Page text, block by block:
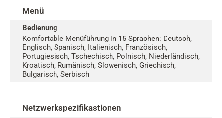
Menü
Bedienung
Komfortable Menüführung in 15 Sprachen: Deutsch,
Englisch, Spanisch, Italienisch, Französisch,
Portugiesisch, Tschechisch, Polnisch, Niederländisch,
Kroatisch, Rumänisch, Slowenisch, Griechisch,
Bulgarisch, Serbisch
Netzwerkspezifikastionen